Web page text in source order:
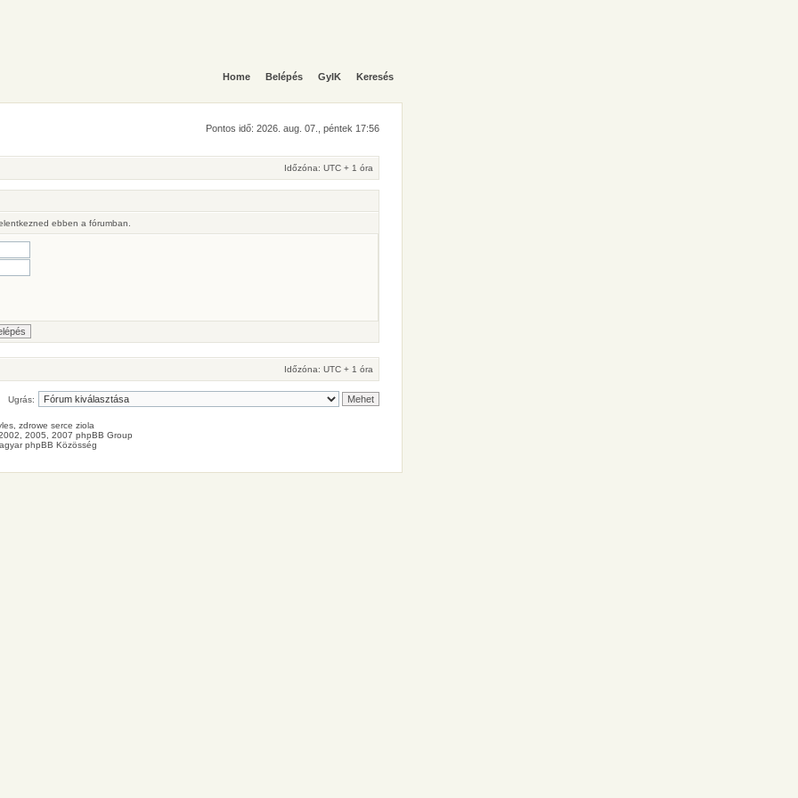
Home Belépés GyIK Keresés
Pontos idő: 2026. aug. 07., péntek 17:56
Időzóna: UTC + 1 óra
ebben a fórumban.
Időzóna: UTC + 1 óra
Ugrás:
, zdrowe serce ziola
2005, 2007 phpBB Group
phpBB Közösség